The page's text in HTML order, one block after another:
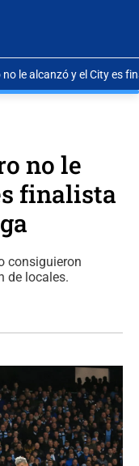
le alcanzó y el City es
no le
finalista
consiguieron
de locales.